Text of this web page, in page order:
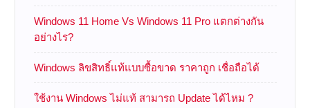
Windows 11 Home Vs Windows 11 Pro แตกต่างกัน
อย่างไร?
Windows ลิขสิทธิ์แท้แบบซื้อขาด ราคาถูก เชื่อถือได้
ใช้งาน Windows ไม่แท้ สามารถ Update ได้ไหม ?